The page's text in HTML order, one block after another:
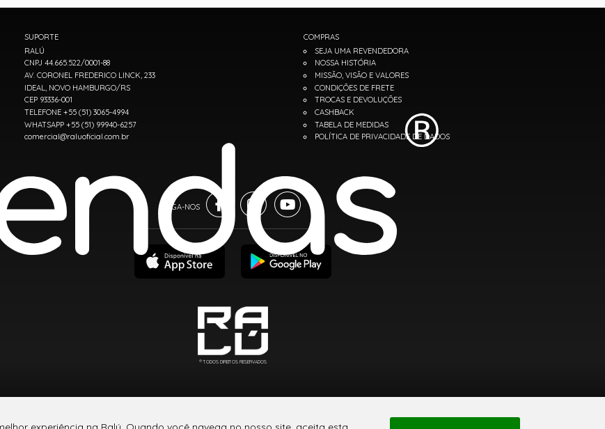
SUPORTE
RALÚ
CNPJ 44.665.522/0001-88
AV. CORONEL FREDERICO LINCK, 233
IDEAL, NOVO HAMBURGO/RS
CEP 93336-001
TELEFONE +55 (51) 3065-4994
WHATSAPP +55 (51) 99940-6257
comercial@raluoficial.com.br
COMPRAS
SEJA UMA REVENDEDORA
NOSSA HISTÓRIA
MISSÃO, VISÃO E VALORES
CONDIÇÕES DE FRETE
TROCAS E DEVOLUÇÕES
CASHBACK
TABELA DE MEDIDAS
POLÍTICA DE PRIVACIDADE DE DADOS
® TODOS DIREITOS RESERVADOS